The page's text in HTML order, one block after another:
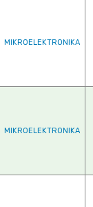
MIKROELEKTRONIKA
MIKROELEKTRONIKA